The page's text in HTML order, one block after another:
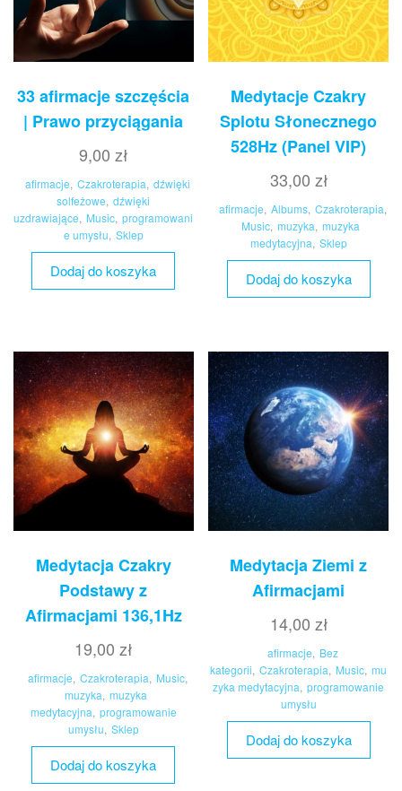
33 afirmacje szczęścia
| Prawo przyciągania
9,00zł
afirmacje, Czakroterapia, dźwięki
solfeżowe, dźwięki
uzdrawiające, Music, programowani
e umysłu, Sklep
Dodaj do koszyka
Medytacje Czakry
Splotu Słonecznego
528Hz (Panel VIP)
33,00 zł
afirmacje, Albums, Czakroterapia,
Music, muzyka, muzyka
medytacyjna, Sklep
Dodaj do koszyka
Medytacja Czakry
Podstawy z
Afirmacjami 136,1Hz
19,00zł
afirmacje, Czakroterapia, Music,
muzyka, muzyka
medytacyjna, programowanie
umysłu, Sklep
Dodaj do koszyka
Medytacja Ziemi z
Afirmacjami
14,00 zł
afirmacje, Bez
kategorii, Czakroterapia, Music, mu
zyka medytacyjna, programowanie
umysłu
Dodaj do koszyka